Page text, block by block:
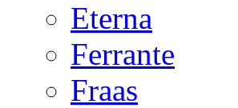
Eterna
Ferrante
Fraas